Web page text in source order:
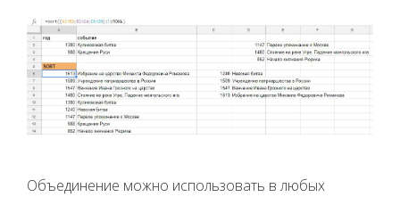
Объединение можно использовать в любых